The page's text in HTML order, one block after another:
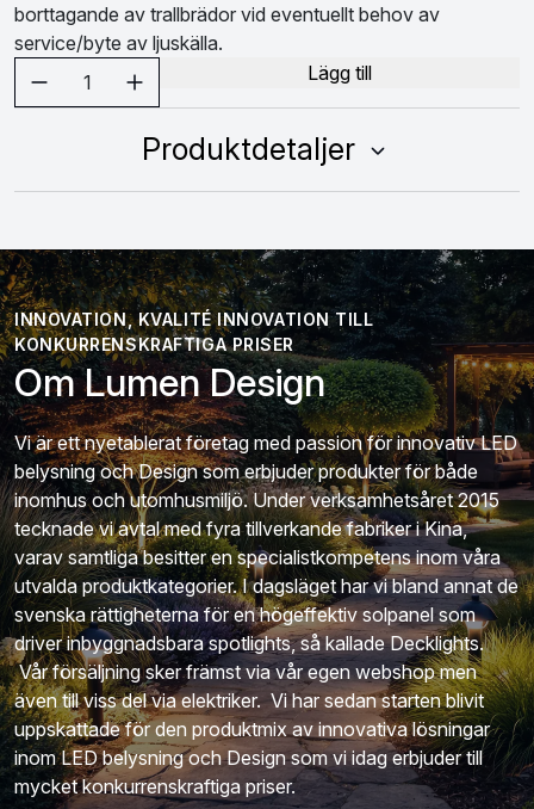
borttagande av trallbrädor vid eventuellt behov av
service/byte av ljuskälla.
Välj antal1 Lägg till
Produktdetaljer
INNOVATION, KVALITÉ INNOVATION TILL
KONKURRENSKRAFTIGA PRISER
Om Lumen Design
Vi är ett nyetablerat företag med passion för innovativ LED
belysning och Design som erbjuder produkter för både
inomhus och utomhusmiljö. Under verksamhetsåret 2015
tecknade vi avtal med fyra tillverkande fabriker i Kina,
varav samtliga besitter en specialistkompetens inom våra
utvalda produktkategorier. I dagsläget har vi bland annat de
svenska rättigheterna för en högeffektiv solpanel som
driver inbyggnadsbara spotlights, så kallade Decklights.
Vår försäljning sker främst via vår egen webshop men
även till viss del via elektriker. Vi har sedan starten blivit
uppskattade för den produktmix av innovativa lösningar
inom LED belysning och Design som vi idag erbjuder till
mycket konkurrenskraftiga priser.